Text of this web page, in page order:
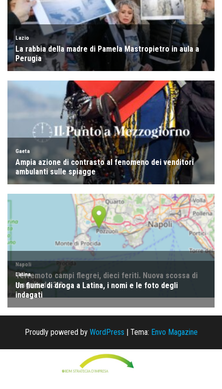
Proudly powered by WordPress | Tema: Envo Magazine